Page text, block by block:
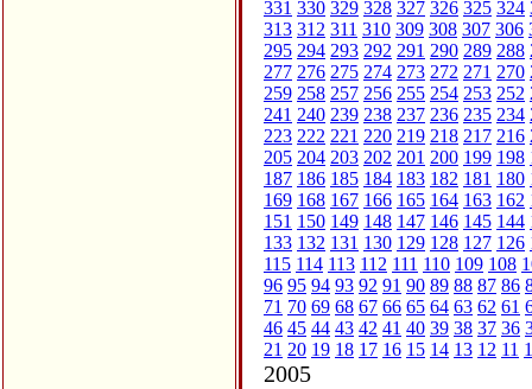
331 330 329 328 327 326 325 324
313 312 311 310 309 308 307 306
295 294 293 292 291 290 289 288
277 276 275 274 273 272 271 270
259 258 257 256 255 254 253 252
241 240 239 238 237 236 235 234
223 222 221 220 219 218 217 216
205 204 203 202 201 200 199 198
187 186 185 184 183 182 181 180
169 168 167 166 165 164 163 162
151 150 149 148 147 146 145 144
133 132 131 130 129 128 127 126
115 114 113 112 111 110 109 108
96 95 94 93 92 91 90 89 88 87 86
71 70 69 68 67 66 65 64 63 62 61
46 45 44 43 42 41 40 39 38 37 36
21 20 19 18 17 16 15 14 13 12 11
2005